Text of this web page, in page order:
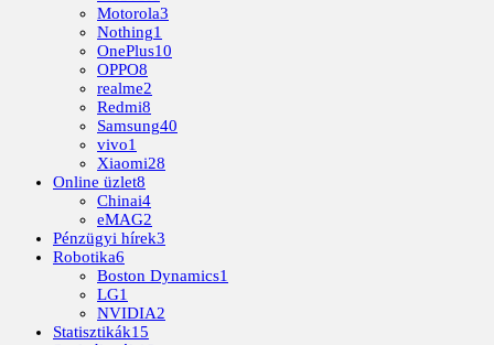
Motorola3
Nothing1
OnePlus10
OPPO8
realme2
Redmi8
Samsung40
vivo1
Xiaomi28
Online üzlet8
Chinai4
eMAG2
Pénzügyi hírek3
Robotika6
Boston Dynamics1
LG1
NVIDIA2
Statisztikák15